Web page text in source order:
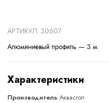
АРТИКУЛ: 30607
Алюминиевый профиль — 3 м.
Характеристики
Производитель Аквастоп